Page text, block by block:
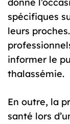
spécifiques
leurs
informer le
thalassémie.
En outre, la
santé lors